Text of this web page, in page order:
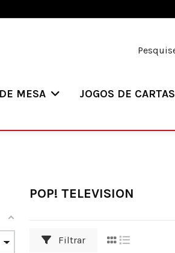
MESA JOGOS DE CARTAS
POP! TELEVISION
Filtrar